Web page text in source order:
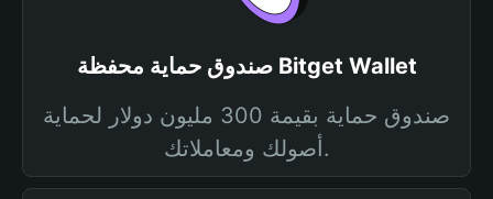
صندوق حماية محفظة Bitget Wallet
صندوق حماية بقيمة 300 مليون دولار لحماية
أصولك ومعاملاتك.